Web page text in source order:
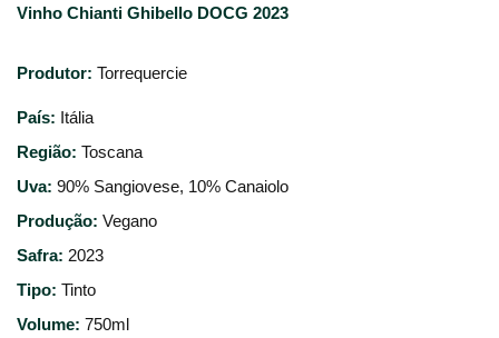
Vinho Chianti Ghibello DOCG 2023
Produtor: Torrequercie
País: Itália
Região: Toscana
Uva: 90% Sangiovese, 10% Canaiolo
Produção: Vegano
Safra: 2023
Tipo: Tinto
Volume: 750ml